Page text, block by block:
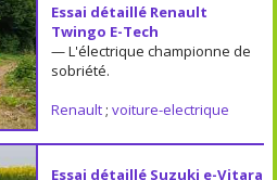
Essai détaillé Renault
Twingo E-Tech
— L'électrique championne de
sobriété.
Renault; voiture-electrique
Essai détaillé Suzuki e-Vitara